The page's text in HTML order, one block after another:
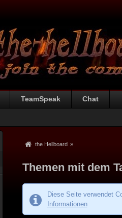
TeamSpeak Chat
the Hellboard »
Themen mit dem
Diese Seite verwendet
Informationen